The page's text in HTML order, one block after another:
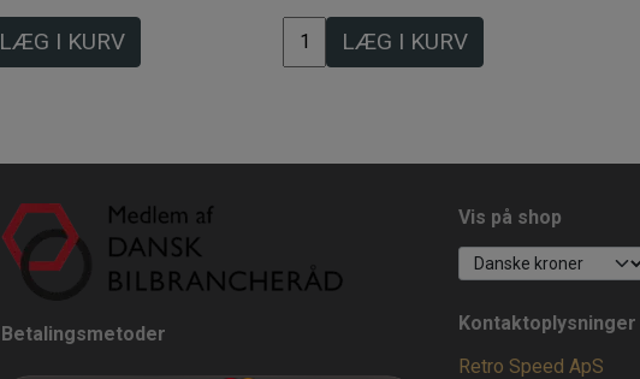
LÆG I KURV LÆG I KURV
Betalingsmetoder
Vis på shop
Kontaktoplysninger
Retro Speed ApS